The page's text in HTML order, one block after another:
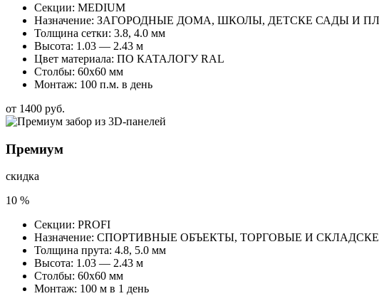
Секции: MEDIUM
Назначение: ЗАГОРОДНЫЕ ДОМА, ШКОЛЫ, ДЕТСКЕ САДЫ И
Толщина сетки: 3.8, 4.0 мм
Высота: 1.03 — 2.43 м
Цвет материала: ПО КАТАЛОГУ RAL
Столбы: 60х60 мм
Монтаж: 100 п.м. в день
от 1400 руб.
Премиум
скидка
10 %
Секции: PROFI
Назначение: СПОРТИВНЫЕ ОБЪЕКТЫ, ТОРГОВЫЕ И
Толщина прута: 4.8, 5.0 мм
Высота: 1.03 — 2.43 м
Столбы: 60х60 мм
Монтаж: 100 м в 1 день